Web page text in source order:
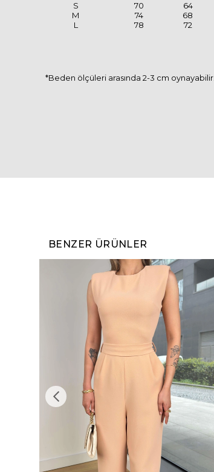
S
70 64
M
74 68
L
78 72
*Beden ölçüleri arasında 2-3 cm oynayabilir.
BENZER ÜRÜNLER